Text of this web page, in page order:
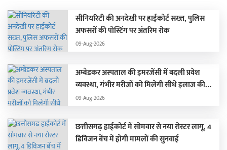
सीनियरिटी की अनदेखी पर हाईकोर्ट सख्त, पुलिस
अफसरों की पोस्टिंग पर अंतरिम रोक
09-Aug-2026
अम्बेडकर अस्पताल की इमरजेंसी में बदली प्रवेश
व्यवस्था, गंभीर मरीजों को मिलेगी सीधे इलाज की
सुविधा
09-Aug-2026
छत्तीसगढ़ हाईकोर्ट में सोमवार से नया रोस्टर लागू, 4
डिविजन बेंच में होगी मामलों की सुनवाई